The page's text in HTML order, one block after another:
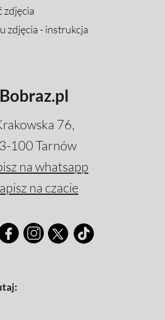
zdjęcia
zdjęcia - instrukcja
Bobraz.pl
76,
100 Tarnów
na whatsapp
na czacie